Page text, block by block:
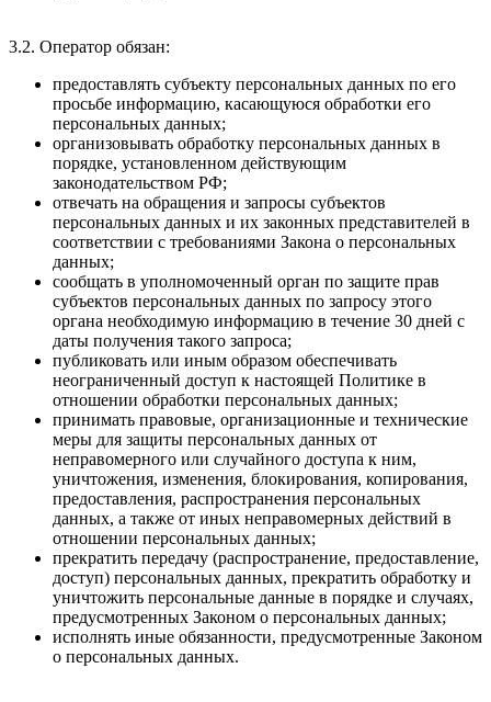
3.2. Оператор обязан:
предоставлять субъекту персональных данных по его
просьбе информацию, касающуюся обработки его
персональных данных;
организовывать обработку персональных данных в
порядке, установленном действующим
законодательством РФ;
отвечать на обращения и запросы субъектов
персональных данных и их законных представителей в
соответствии с требованиями Закона о персональных
данных;
сообщать в уполномоченный орган по защите прав
субъектов персональных данных по запросу этого
органа необходимую информацию в течение 30 дней с
даты получения такого запроса;
публиковать или иным образом обеспечивать
неограниченный доступ к настоящей Политике в
отношении обработки персональных данных;
принимать правовые, организационные и технические
меры для защиты персональных данных от
неправомерного или случайного доступа к ним,
уничтожения, изменения, блокирования, копирования,
предоставления, распространения персональных
данных, а также от иных неправомерных действий в
отношении персональных данных;
прекратить передачу (распространение, предоставление,
доступ) персональных данных, прекратить обработку и
уничтожить персональные данные в порядке и случаях,
предусмотренных Законом о персональных данных;
исполнять иные обязанности, предусмотренные Законом
о персональных данных.